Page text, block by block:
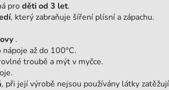
proděti od 3 let.
, který zabraňuje šíření plísní a zápachu.
.
nápoje až do 100°C.
troubě a mýt v myčce.
, při její výrobě nejsou používány látky